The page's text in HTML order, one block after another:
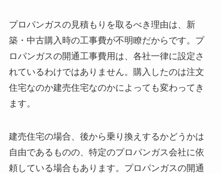
プロパンガスの見積もりを取るべき理由は、新
築・中古購入時の工事費が不明瞭だからです。プ
ロパンガスの開通工事費用は、各社一律に設定さ
れているわけではありません。購入したのは注文
住宅なのか建売住宅なのかによっても変わってき
ます。
建売住宅の場合、後から乗り換えするかどうかは
自由であるものの、特定のプロパンガス会社に依
頼している場合もあります。プロパンガスの開通